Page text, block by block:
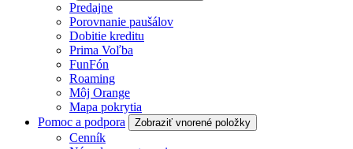
Predajne
Porovnanie paušálov
Dobitie kreditu
Prima Voľba
FunFón
Roaming
Môj Orange
Mapa pokrytia
Pomoc a podpora
Zobraziť vnorené položky
Cenník